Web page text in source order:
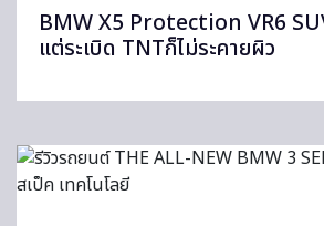
BMW X5 Protection VR6
แต่ระเบิด TNTก็ไม่ระคายผิว